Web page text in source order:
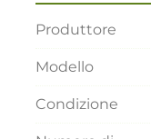
Produttore
Modello
Condizione